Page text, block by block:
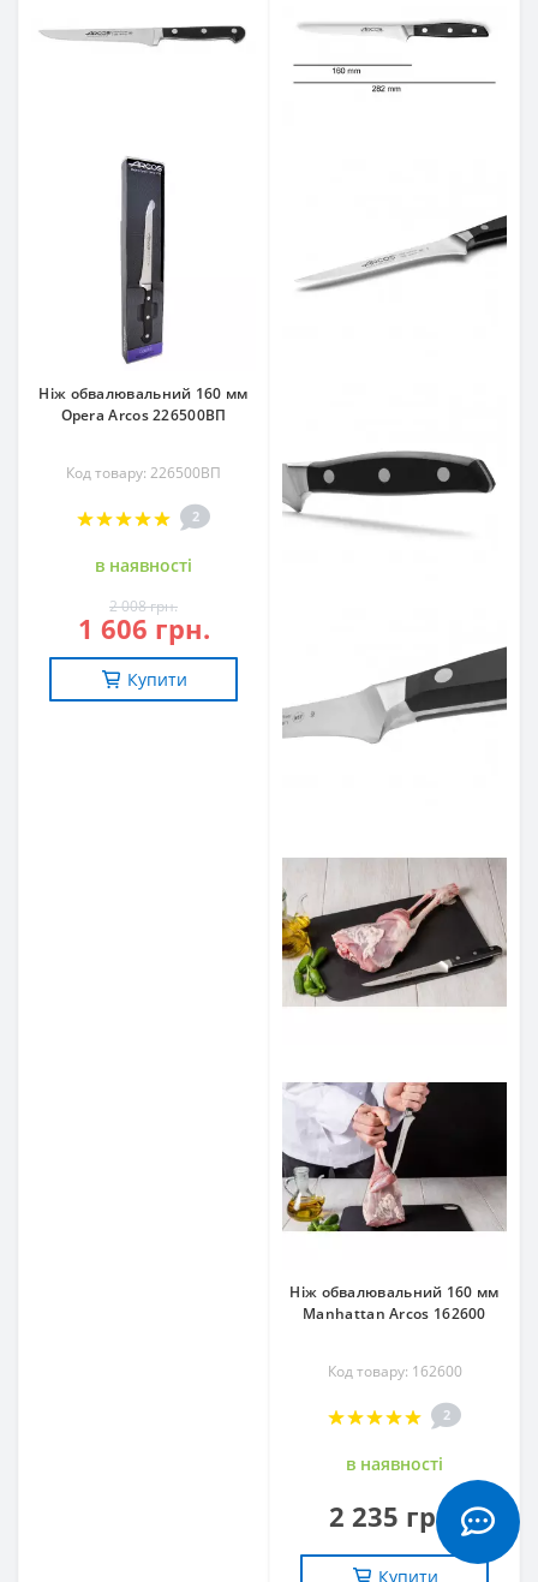
Ніж обвалювальний 160 мм
Opera Arcos 226500ВП
Код товару: 226500ВП
2
в наявностi
2 008 грн.
1 606 грн.
Купити
Ніж обвалювальний 160 мм
Manhattan Arcos 162600
Код товару: 162600
2
в наявностi
2 235 грн.
Купити